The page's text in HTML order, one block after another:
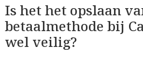
Is het het opslaan
betaalmethode bij
wel veilig?